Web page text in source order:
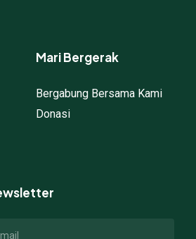
Mari Bergerak
Bergabung Bersama Kami
Donasi